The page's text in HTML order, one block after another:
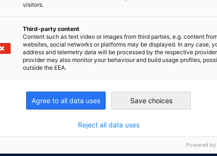
und Energie
visitors.
Third-party content
Content such as text video or images from third parties, e.g. content
websites, social networks or platforms may be displayed. In any case,
address and telemetry data will be processed by the respective
provider may also monitor your behaviour and build usage profiles,
outside the EEA.
Agree to all data uses Save choices
Reject all data uses
Powered by